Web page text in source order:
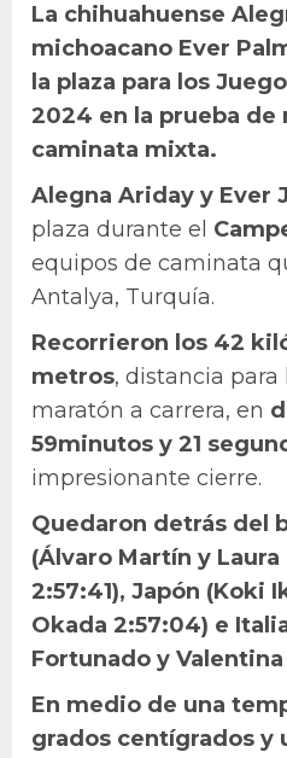
La chihuahuense
michoacano Ever
la plaza para los
2024 en la prueba de
caminata mixta.
Alegna Ariday y Ever
plaza durante el
equipos de caminata
Antalya, Turquía.
Recorrieron los 42
metros, distancia
maratón a carrera, en
59minutos y 21
impresionante cierre.
Quedaron detrás del
(Álvaro Martín y Laura
2:57:41), Japón (Koki
Okada 2:57:04) e
Fortunado y
En medio de una
grados centígrados y